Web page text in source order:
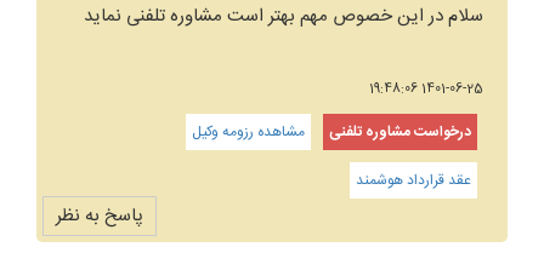
سلام در این خصوص مهم بهتر است مشاوره تلفنی نماید
1401-06-25 19:48:06
درخواست مشاوره تلفنی
مشاهده رزومه وکیل
عقد قرارداد هوشمند
پاسخ به نظر